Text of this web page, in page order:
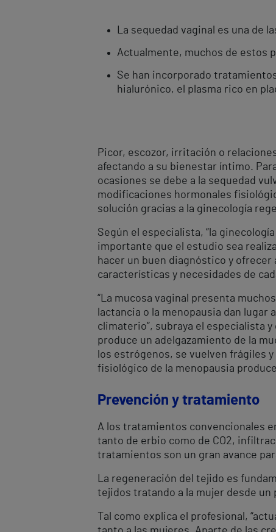
La sequedad vaginal es una de
Actualmente, muchos de estos
Se han incorporado
hialurónico, el plasma rico en
Picor, escozor, irritación o
afectando a su bienestar íntimo.
ocasiones se debe a la sequedad
modificaciones hormonales
solución gracias a la ginecología
Según el especialista, “la
importante que el estudio sea
hacer un buen diagnóstico y
características y necesidades de
“La mucosa vaginal presenta
lactancia o la menopausia dan lugar
climaterio”, subraya el especialista
produce un adelgazamiento de la
los estrógenos, se vuelven frágiles
fisiológico de la menopausia
Prevención y tratamiento
A los tratamientos convencionales
tanto de erbio como de CO2,
tratamientos son un gran avance
La regeneración del tejido es
tejidos tratando a la mujer desde
Tal como explica el profesional,